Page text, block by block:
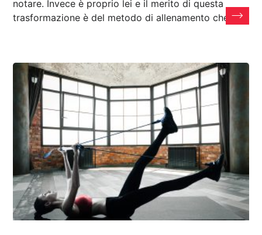
notare. Invece è proprio lei e il merito di questa
trasformazione è del metodo di allenamento che